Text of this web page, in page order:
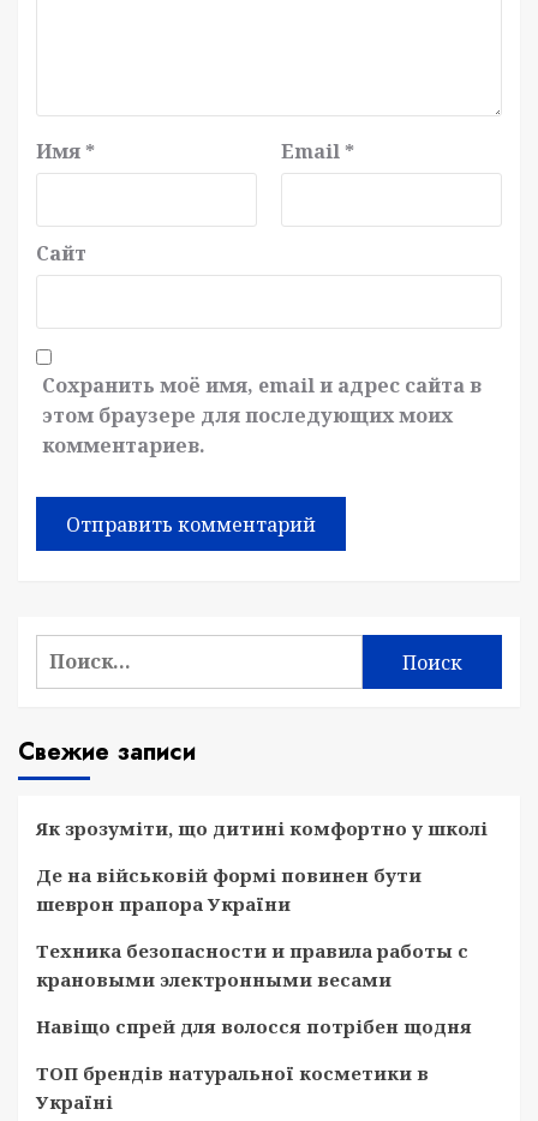
Имя * Email *
Сайт
Сохранить моё имя, email и адрес сайта в
этом браузере для последующих моих
комментариев.
Найти:
Свежие записи
Як зрозуміти, що дитині комфортно у школі
Де на військовій формі повинен бути
шеврон прапора України
Техника безопасности и правила работы с
крановыми электронными весами
Навіщо спрей для волосся потрібен щодня
ТОП брендів натуральної косметики в
Україні